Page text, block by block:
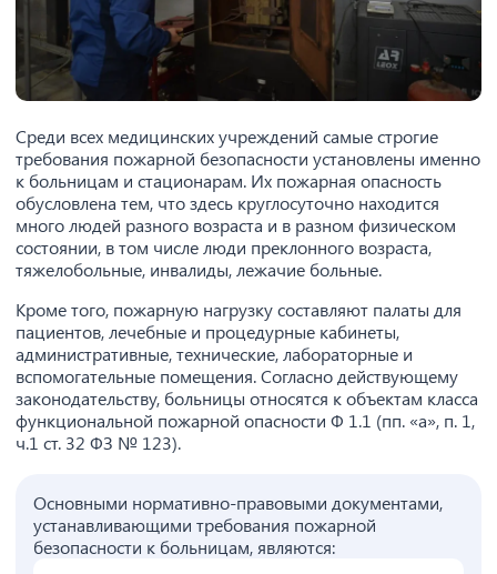
Среди всех медицинских учреждений самые строгие
требования пожарной безопасности установлены именно
к больницам и стационарам. Их пожарная опасность
обусловлена тем, что здесь круглосуточно находится
много людей разного возраста и в разном физическом
состоянии, в том числе люди преклонного возраста,
тяжелобольные, инвалиды, лежачие больные.
Кроме того, пожарную нагрузку составляют палаты для
пациентов, лечебные и процедурные кабинеты,
административные, технические, лабораторные и
вспомогательные помещения. Согласно действующему
законодательству, больницы относятся к объектам класса
функциональной пожарной опасности Ф 1.1 (пп. «а», п. 1,
ч.1 ст. 32 ФЗ № 123).
Основными нормативно-правовыми документами,
устанавливающими требования пожарной
безопасности к больницам, являются: